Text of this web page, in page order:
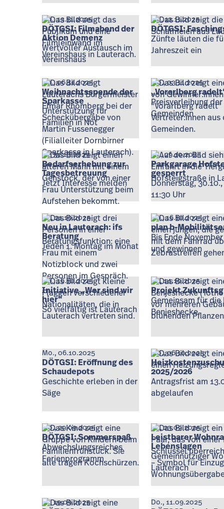
Do., 13.11.2025
DÖTGSI: Filmabend der
Aktion Demenz
Wertvoller Austausch im
Vereinshaus
Mi., 12.11.2025
DÖTGSI:
Zünfte läuten die
Jahreszeit ein
Do., 06.11.2025
Weihnachtsspende der
Sparkasse
Unterstützung für
Familien in Not
Mo., 03.11.2025
„Vorarlberg
Preisverleihung
Gemeinden
Fr., 31.10.2025
Bedarfserhebung zur
Tagesbetreuung
Jetzt Interesse melden
Mi., 29.10.2025
Parkgarage
gesperrt
Donnerstag, 30.10.,
11:30 Uhr
Di., 21.10.2025
Neu in Lauterach: ifs
Beratung
Jeden 1. Montag im Monat
Do., 16.10.2025
plan b-
Bis Ende
und gewinnen
Do., 16.10.2025
Initiative „Wer sind wir
hier“
So vielfältig ist Lauterach
Di., 14.10.2025
Projekt
Gemeinsam für die
Benjeshecke
Mo., 06.10.2025
DÖTGSI: Eröffnung des
Schaudepots
Geschichte erleben in der
Säge
Mo., 06.10.2025
2025/2026
Antragsfrist am
abgelaufen
Mo., 29.09.2025
DÖTGSI: Sommerspaß
Abwechslungsreiches
Ferienprogramm
Di., 23.09.2025
Leistbarer
Lebenslagen
Gemeinnütziger
Lauterach
Fr., 19.09.2025 Do., 11.09.2025